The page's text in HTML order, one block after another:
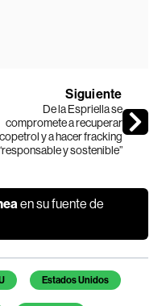
Siguiente
De la Espriella se
compromete a recuperar
y a hacer fracking
y sostenible”
en su fuente de
Estados Unidos